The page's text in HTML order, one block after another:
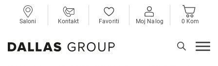
Saloni Kontakt Favoriti Moj Nalog 0 Kom